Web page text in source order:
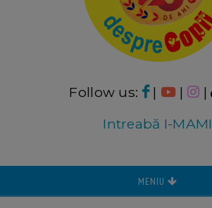
Follow us: | | |
Intreabă I-MAMI
MENIU